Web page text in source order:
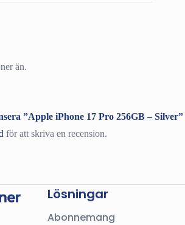
än.
”Apple iPhone 17 Pro 256GB – Silver”
för att skriva en recension.
Lösningar
Abonnemang